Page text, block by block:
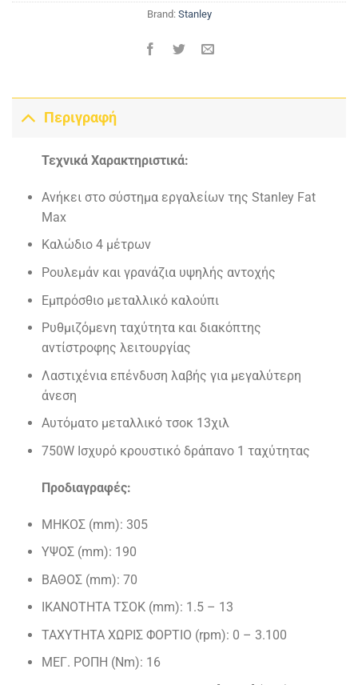
Brand: Stanley
Περιγραφή
Τεχνικά Χαρακτηριστικά:
Ανήκει στο σύστημα εργαλείων της Stanley Fat
Max
Καλώδιο 4 μέτρων
Ρουλεμάν και γρανάζια υψηλής αντοχής
Εμπρόσθιο μεταλλικό καλούπι
Ρυθμιζόμενη ταχύτητα και διακόπτης
αντίστροφης λειτουργίας
Λαστιχένια επένδυση λαβής για μεγαλύτερη
άνεση
Αυτόματο μεταλλικό τσοκ 13χιλ
750W Ισχυρό κρουστικό δράπανο 1 ταχύτητας
Προδιαγραφές:
ΜΗΚΟΣ (mm): 305
ΥΨΟΣ (mm): 190
ΒΑΘΟΣ (mm): 70
ΙΚΑΝΟΤΗΤΑ ΤΣΟΚ (mm): 1.5 – 13
TAXYTHTA ΧΩΡΙΣ ΦΟΡΤΙΟ (rpm): 0 – 3.100
ΜΕΓ. ΡΟΠΗ (Nm): 16